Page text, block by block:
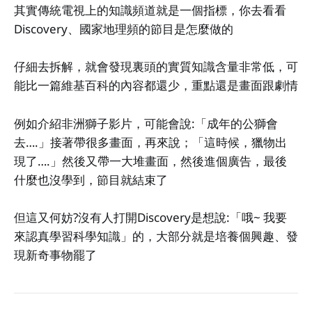
其實傳統電視上的知識頻道就是一個指標，你去看看
Discovery、國家地理頻的節目是怎麼做的
仔細去拆解，就會發現裏頭的實質知識含量非常低，可
能比一篇維基百科的內容都還少，重點還是畫面跟劇情
例如介紹非洲獅子影片，可能會說:「成年的公獅會
去….」接著帶很多畫面，再來說；「這時候，獵物出
現了….」然後又帶一大堆畫面，然後進個廣告，最後
什麼也沒學到，節目就結束了
但這又何妨?沒有人打開Discovery是想說:「哦~ 我要
來認真學習科學知識」的，大部分就是培養個興趣、發
現新奇事物罷了